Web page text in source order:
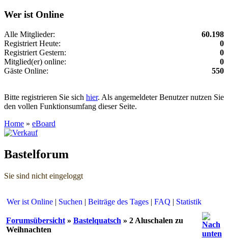
Wer ist Online
Alle Mitglieder:
60.198
Registriert Heute:
0
Registriert Gestern:
0
Mitglied(er) online:
0
Gäste Online:
550
Bitte registrieren Sie sich hier. Als angemeldeter Benutzer nutzen Sie
den vollen Funktionsumfang dieser Seite.
Home » eBoard
Bastelforum
Sie sind nicht eingeloggt
Wer ist Online | Suchen | Beiträge des Tages | FAQ | Statistik
Forumsübersicht» Bastelquatsch » 2 Aluschalen zu
Weihnachten